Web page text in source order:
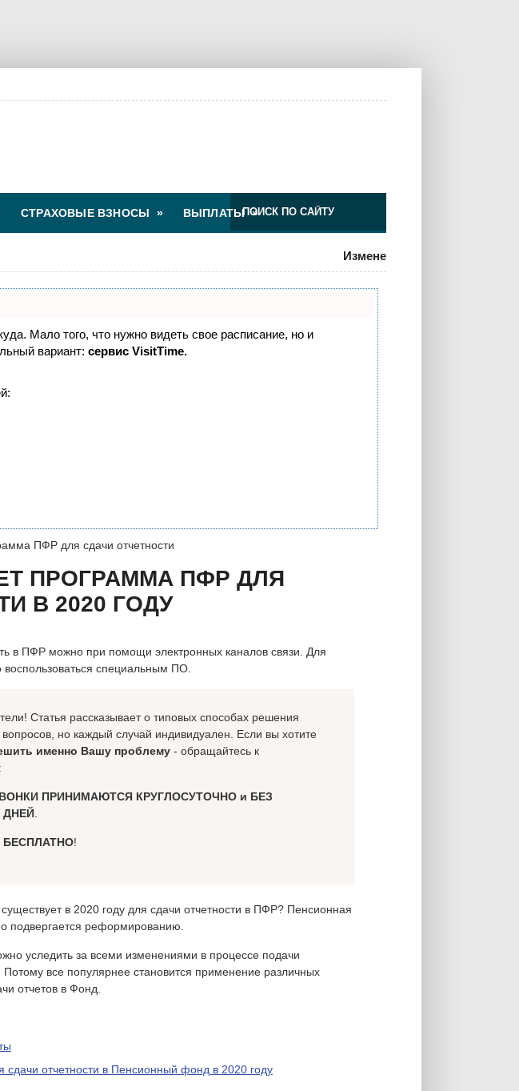
СТРАХОВЫЕ ВЗНОСЫ » ВЫПЛАТЫ»
Изменения для ООО по УСН
Мало того, что нужно видеть свое расписание, но и
вариант: сервис VisitTime.
ПФР для сдачи отчетности
ПРОГРАММА ПФР ДЛЯ
В 2020 ГОДУ
в ПФР можно при помощи электронных каналов связи. Для
воспользоваться специальным ПО.
Статья рассказывает о типовых способах решения
но каждый случай индивидуален. Если вы хотите
именно Вашу проблему- обращайтесь к
ПРИНИМАЮТСЯ КРУГЛОСУТОЧНО и БЕЗ
.
БЕСПЛАТНО!
в 2020 году для сдачи отчетности в ПФР? Пенсионная
подвергается реформированию.
уследить за всеми изменениями в процессе подачи
Потому все популярнее становится применение различных
отчетов в Фонд.
сдачи отчетности в Пенсионный фонд в 2020 году